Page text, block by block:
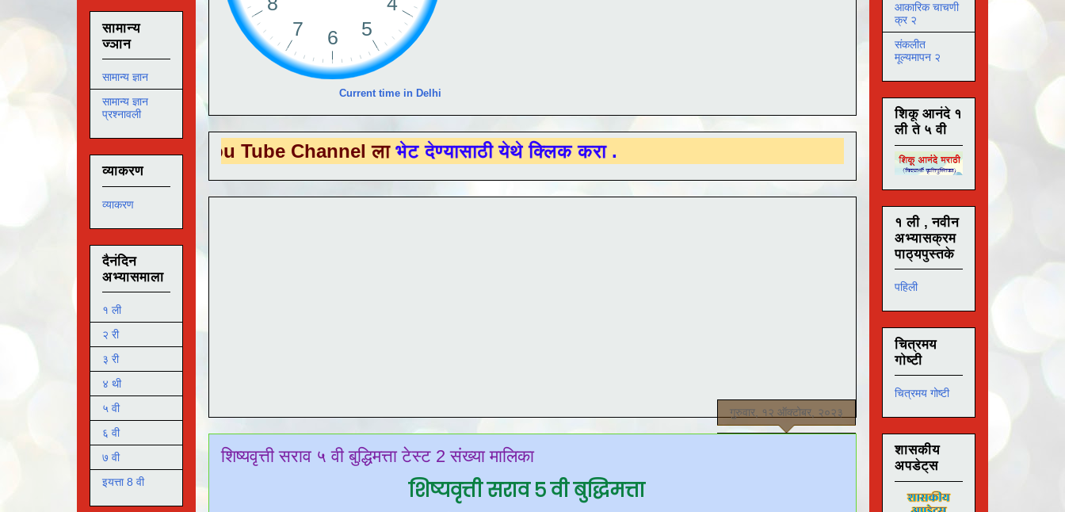
Current time in Delhi
या You Tube Channel लाभेट देण्यासाठी येथे क्लिक करा .
गुरुवार, १२ ऑक्टोबर, २०२३
शिष्यवृत्ती सराव ५ वी बुद्धिमत्ता टेस्ट 2 संख्या मालिका
शिष्यवृत्ती सराव ५ वी बुद्धिमत्ता
सामान्य
ज्ञान
सामान्य ज्ञान
सामान्य ज्ञान
प्रश्नावली
व्याकरण
व्याकरण
दैनंदिन
अभ्यासमाला
१ ली
२ री
३ री
४ थी
५ वी
६ वी
७ वी
इयत्ता 8 वी
आकारिक चाचणी
क्र २
संकलीत
मूल्यमापन २
शिकू आनंदे १
ली ते ५ वी
१ ली , नवीन
अभ्यासक्रम
पाठ्यपुस्तके
पहिली
चित्रमय
गोष्टी
चित्रमय गोष्टी
शासकीय
अपडेट्स